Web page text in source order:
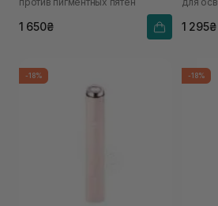
1 650₴ 1 295₴
-18% -18%